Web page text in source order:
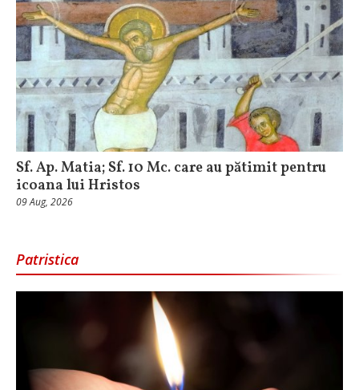
Sf. Ap. Matia; Sf. 10 Mc. care au pătimit pentru
icoana lui Hristos
09 Aug, 2026
Patristica